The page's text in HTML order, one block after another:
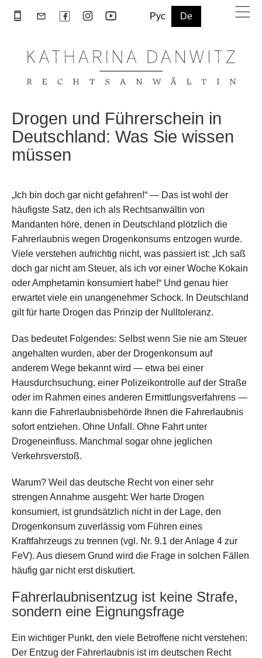
Рус De
Drogen und Führerschein in
Deutschland: Was Sie wissen
müssen
„Ich bin doch gar nicht gefahren!“ — Das ist wohl der
häufigste Satz, den ich als Rechtsanwältin von
Mandanten höre, denen in Deutschland plötzlich die
Fahrerlaubnis wegen Drogenkonsums entzogen wurde.
Viele verstehen aufrichtig nicht, was passiert ist: „Ich saß
doch gar nicht am Steuer, als ich vor einer Woche Kokain
oder Amphetamin konsumiert habe!“ Und genau hier
erwartet viele ein unangenehmer Schock. In Deutschland
gilt für harte Drogen das Prinzip der Nulltoleranz.
Das bedeutet Folgendes: Selbst wenn Sie nie am Steuer
angehalten wurden, aber der Drogenkonsum auf
anderem Wege bekannt wird — etwa bei einer
Hausdurchsuchung, einer Polizeikontrolle auf der Straße
oder im Rahmen eines anderen Ermittlungsverfahrens —
kann die Fahrerlaubnisbehörde Ihnen die Fahrerlaubnis
sofort entziehen. Ohne Unfall. Ohne Fahrt unter
Drogeneinfluss. Manchmal sogar ohne jeglichen
Verkehrsverstoß.
Warum? Weil das deutsche Recht von einer sehr
strengen Annahme ausgeht: Wer harte Drogen
konsumiert, ist grundsätzlich nicht in der Lage, den
Drogenkonsum zuverlässig vom Führen eines
Kraftfahrzeugs zu trennen (vgl. Nr. 9.1 der Anlage 4 zur
FeV). Aus diesem Grund wird die Frage in solchen Fällen
häufig gar nicht erst diskutiert.
Fahrerlaubnisentzug ist keine Strafe,
sondern eine Eignungsfrage
Ein wichtiger Punkt, den viele Betroffene nicht verstehen:
Der Entzug der Fahrerlaubnis ist im deutschen Recht